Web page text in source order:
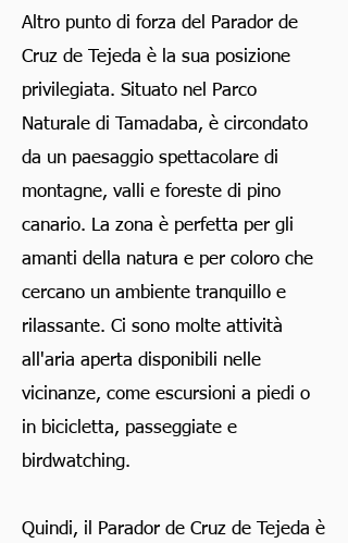
Altro punto di forza del Parador de
Cruz de Tejeda è la sua posizione
privilegiata. Situato nel Parco
Naturale di Tamadaba, è circondato
da un paesaggio spettacolare di
montagne, valli e foreste di pino
canario. La zona è perfetta per gli
amanti della natura e per coloro che
cercano un ambiente tranquillo e
rilassante. Ci sono molte attività
all'aria aperta disponibili nelle
vicinanze, come escursioni a piedi o
in bicicletta, passeggiate e
birdwatching.
Quindi, il Parador de Cruz de Tejeda è